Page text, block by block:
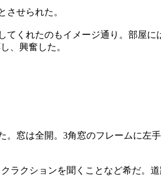
せられた。
くれたのもイメージ通り。部屋
、興奮した。
窓は全開。3角窓のフレームに左
ラクションを聞くことなど希だ。